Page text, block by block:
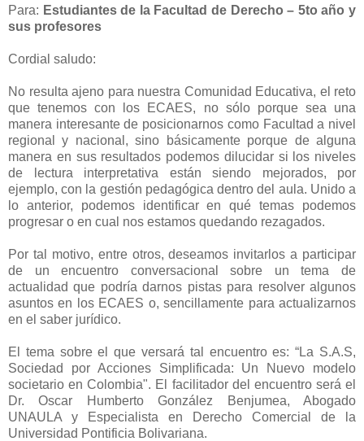
Para: Estudiantes de la Facultad de Derecho – 5to año y
sus profesores
Cordial saludo:
No resulta ajeno para nuestra Comunidad Educativa, el reto
que tenemos con los ECAES, no sólo porque sea una
manera interesante de posicionarnos como Facultad a nivel
regional y nacional, sino básicamente porque de alguna
manera en sus resultados podemos dilucidar si los niveles
de lectura interpretativa están siendo mejorados, por
ejemplo, con la gestión pedagógica dentro del aula. Unido a
lo anterior, podemos identificar en qué temas podemos
progresar o en cual nos estamos quedando rezagados.
Por tal motivo, entre otros, deseamos invitarlos a participar
de un encuentro conversacional sobre un tema de
actualidad que podría darnos pistas para resolver algunos
asuntos en los ECAES o, sencillamente para actualizarnos
en el saber jurídico.
El tema sobre el que versará tal encuentro es: “La S.A.S,
Sociedad por Acciones Simplificada: Un Nuevo modelo
societario en Colombia". El facilitador del encuentro será el
Dr. Oscar Humberto González Benjumea, Abogado
UNAULA y Especialista en Derecho Comercial de la
Universidad Pontificia Bolivariana.